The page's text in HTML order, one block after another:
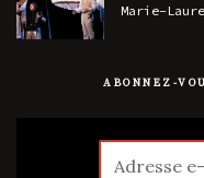
Marie-Laure
ABONNEZ-